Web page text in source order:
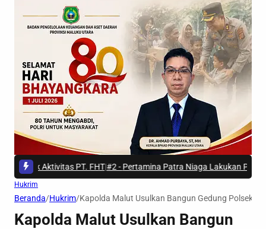
Aktivitas PT. FHT|#2 -Pertamina Patra Niaga Lakukan
Hukrim
Beranda/Hukrim/Kapolda Malut Usulkan Bangun Gedung Polsek di
Kapolda Malut Usulkan Bangun